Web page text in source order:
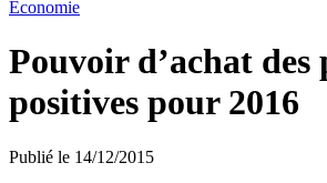
Économie
Pouvoir d’achat des
positives pour 2016
Publié le 14/12/2015